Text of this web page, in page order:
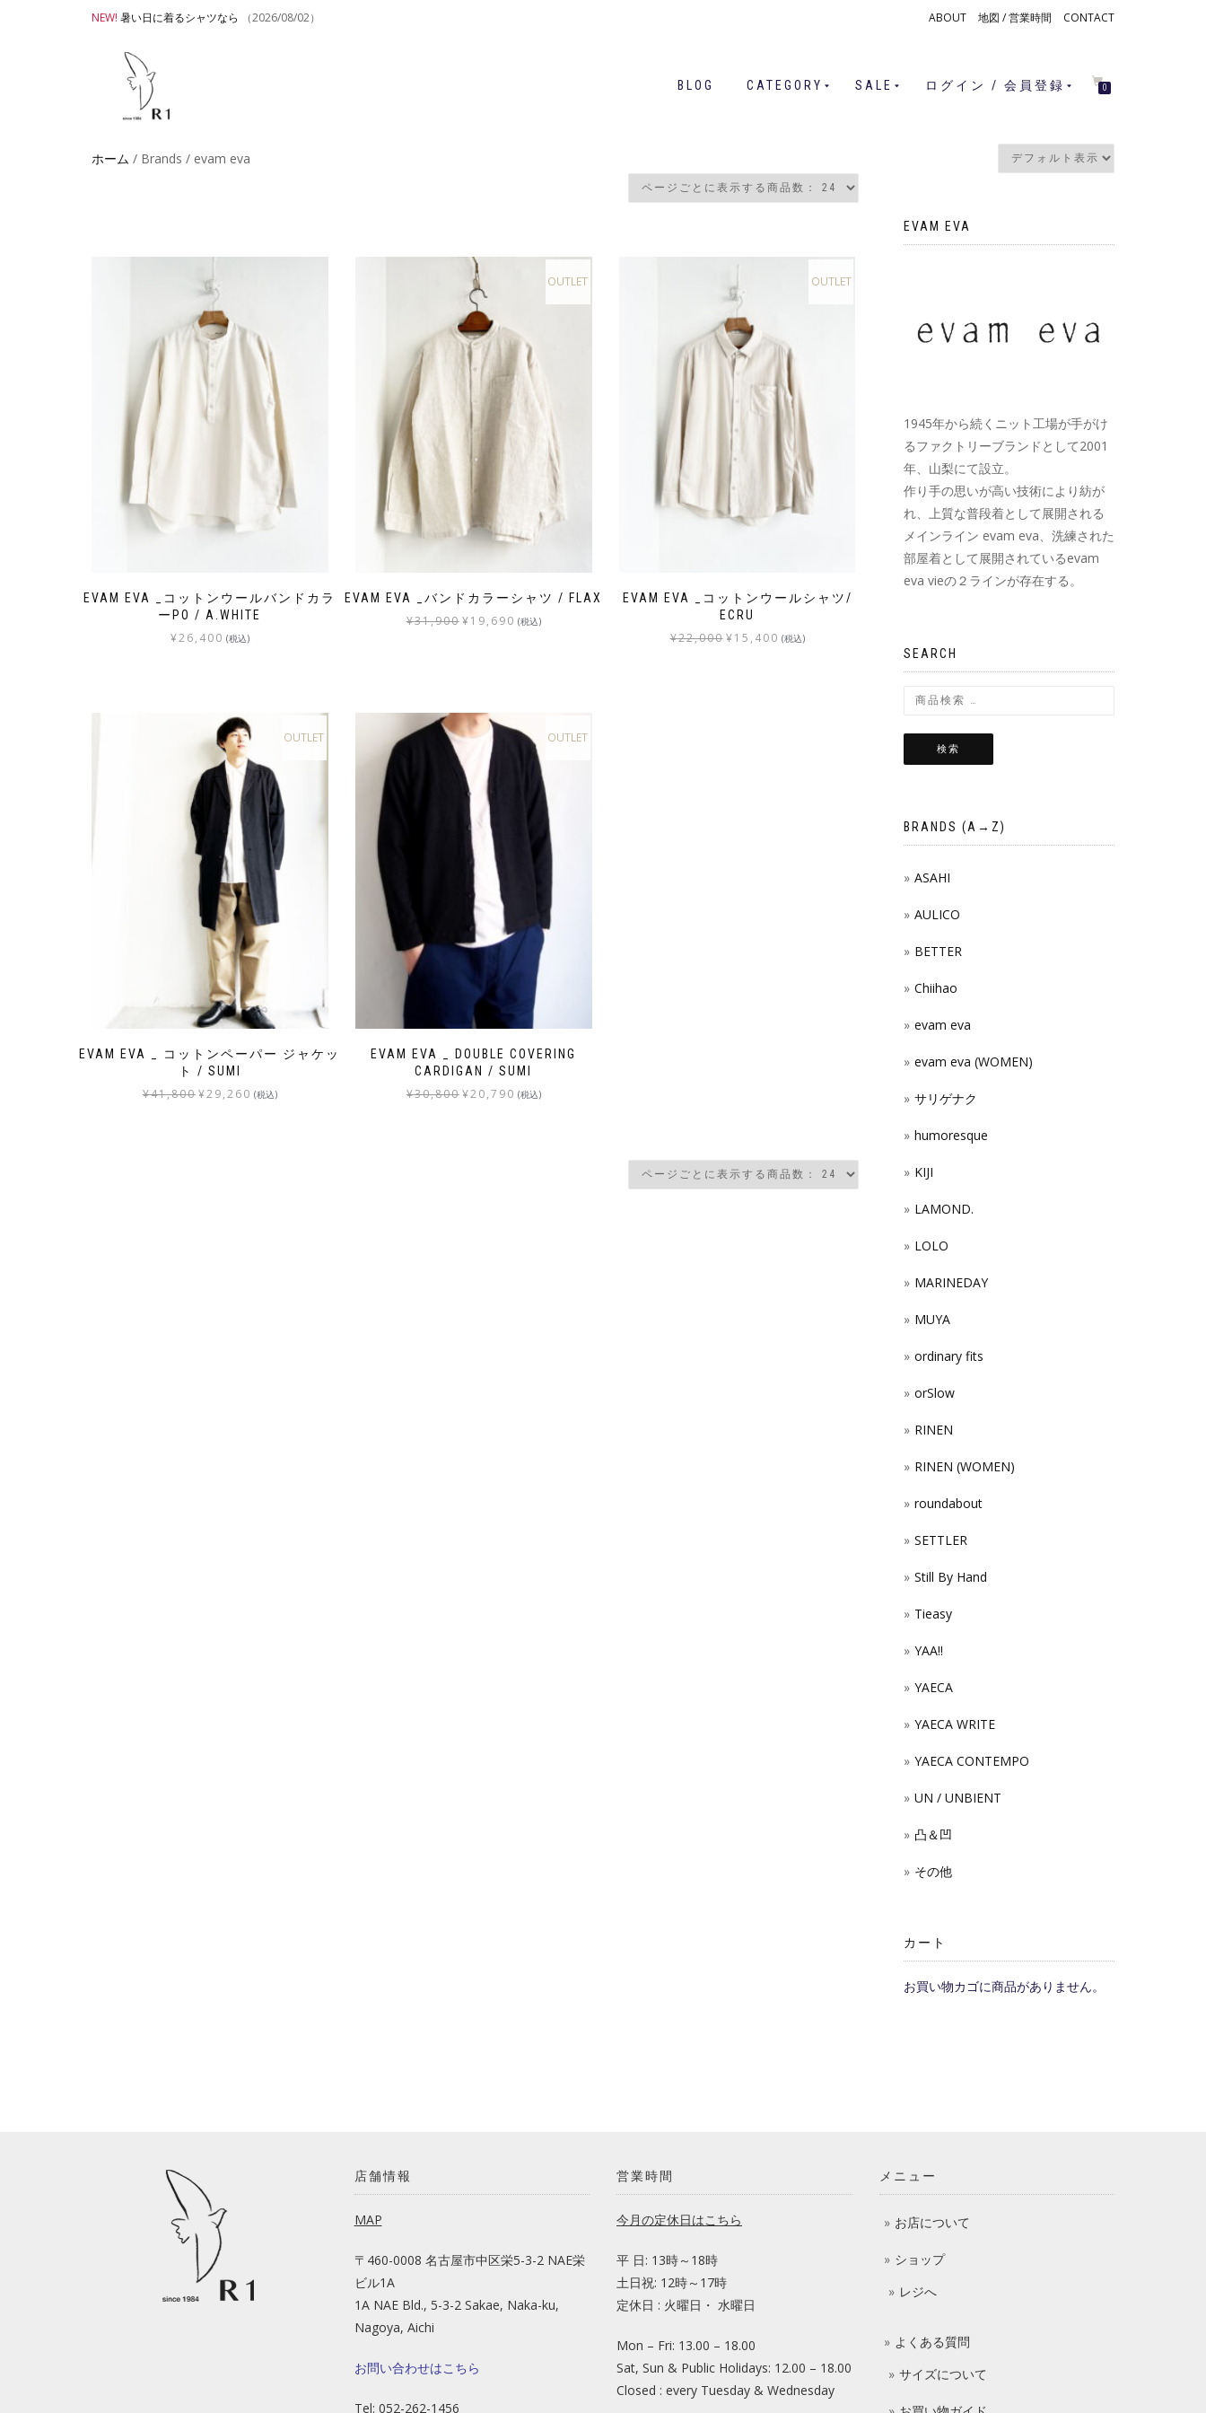
NEW! 暑い日に着るシャツなら （2026/08/02） ABOUT 地図 / 営業時間 CONTACT
BLOG CATEGORY SALE ログイン / 会員登録 0
ホーム / Brands / evam eva
EVAM EVA _コットンウールバンドカラ
ーPO / A.WHITE
¥26,400 (税込)
EVAM EVA _バンドカラーシャツ / FLAX
OUTLET
¥31,900¥19,690 (税込)
EVAM EVA _コットンウールシャツ/
ECRU
OUTLET
¥22,000 ¥15,400 (税込)
EVAM EVA _ コットンペーパー ジャケッ
ト / SUMI
OUTLET
¥41,800¥29,260 (税込)
EVAM EVA _ DOUBLE COVERING
CARDIGAN / SUMI
OUTLET
¥30,800¥20,790 (税込)
EVAM EVA
1945年から続くニット工場が手がけ
るファクトリーブランドとして2001
年、山梨にて設立。
作り手の思いが高い技術により紡が
れ、上質な普段着として展開される
メインライン evam eva、洗練された
部屋着として展開されているevam
eva vieの２ラインが存在する。
SEARCH
検索
BRANDS (A→Z)
ASAHI
AULICO
BETTER
Chiihao
evam eva
evam eva (WOMEN)
サリゲナク
humoresque
KIJI
LAMOND.
LOLO
MARINEDAY
MUYA
ordinary fits
orSlow
RINEN
RINEN (WOMEN)
roundabout
SETTLER
Still By Hand
Tieasy
YAA!!
YAECA
YAECA WRITE
YAECA CONTEMPO
UN / UNBIENT
凸＆凹
その他
カート
お買い物カゴに商品がありません。
店舗情報
MAP
〒460-0008 名古屋市中区栄5-3-2 NAE栄
ビル1A
1A NAE Bld., 5-3-2 Sakae, Naka-ku,
Nagoya, Aichi
お問い合わせはこちら
Tel: 052-262-1456
営業時間
今月の定休日はこちら
平 日: 13時～18時
土日祝: 12時～17時
定休日 : 火曜日・ 水曜日
Mon – Fri: 13.00 – 18.00
Sat, Sun & Public Holidays: 12.00 – 18.00
Closed : every Tuesday & Wednesday
メニュー
お店について
ショップ
レジへ
よくある質問
サイズについて